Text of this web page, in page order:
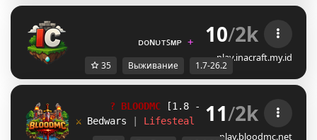
ɪɴ ᴀᴄʀ ᴀ
ᴅᴏɴᴜᴛꜱᴍᴘ + ᴘᴀʀᴋᴏᴜʀ + ꜱᴜʀᴠɪᴠᴀʟ
10/2k
play.inacraft.my.id
35 Выживание 1.7-26.2
? BL OODMC [1.8 - 1.21]
⚔ Bedwars Lifesteal | Practice Parkour
11/2k
play.bloodmc.net